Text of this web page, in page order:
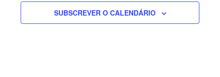
SUBSCREVER O CALENDÁRIO